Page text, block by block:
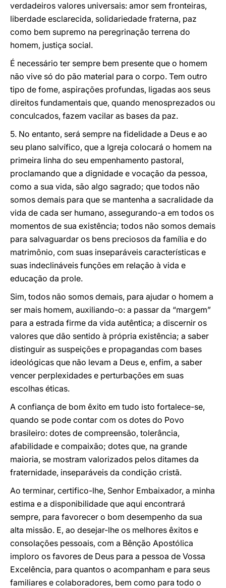
verdadeiros valores universais: amor sem fronteiras,
liberdade esclarecida, solidariedade fraterna, paz
como bem supremo na peregrinação terrena do
homem, justiça social.
É necessário ter sempre bem presente que o homem
não vive só do pão material para o corpo. Tem outro
tipo de fome, aspirações profundas, ligadas aos seus
direitos fundamentais que, quando menosprezados ou
conculcados, fazem vacilar as bases da paz.
5. No entanto, será sempre na fidelidade a Deus e ao
seu plano salvífico, que a Igreja colocará o homem na
primeira linha do seu empenhamento pastoral,
proclamando que a dignidade e vocação da pessoa,
como a sua vida, são algo sagrado; que todos não
somos demais para que se mantenha a sacralidade da
vida de cada ser humano, assegurando-a em todos os
momentos de sua existência; todos não somos demais
para salvaguardar os bens preciosos da família e do
matrimônio, com suas inseparáveis características e
suas indeclináveis funções em relação à vida e
educação da prole.
Sim, todos não somos demais, para ajudar o homem a
ser mais homem, auxiliando-o: a passar da “margem”
para a estrada firme da vida autêntica; a discernir os
valores que dão sentido à própria existência; a saber
distinguir as suspeições e propagandas com bases
ideológicas que não levam a Deus e, enfim, a saber
vencer perplexidades e perturbações em suas
escolhas éticas.
A confiança de bom êxito em tudo isto fortalece-se,
quando se pode contar com os dotes do Povo
brasileiro: dotes de compreensão, tolerância,
afabilidade e compaixão; dotes que, na grande
maioria, se mostram valorizados pelos ditames da
fraternidade, inseparáveis da condição cristã.
Ao terminar, certifico-lhe, Senhor Embaixador, a minha
estima e a disponibilidade que aqui encontrará
sempre, para favorecer o bom desempenho da sua
alta missão. E, ao desejar-lhe os melhores êxitos e
consolações pessoais, com a Bênção Apostólica
imploro os favores de Deus para a pessoa de Vossa
Excelência, para quantos o acompanham e para seus
familiares e colaboradores, bem como para todo o